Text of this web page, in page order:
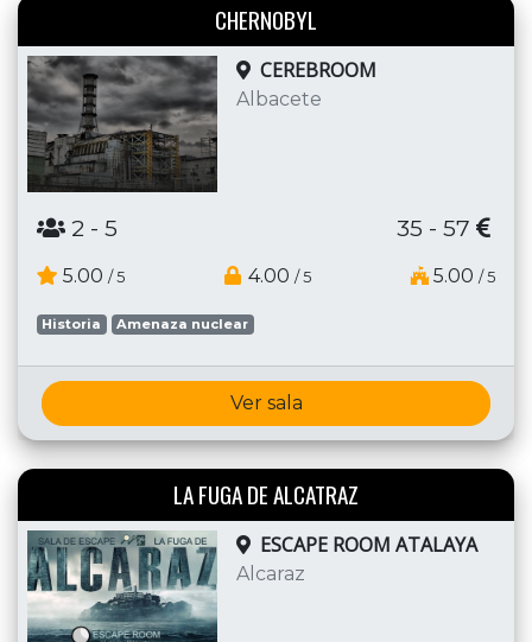
CHERNOBYL
CEREBROOM
Albacete
2 - 5 35 - 57
5.00 / 5 4.00 / 5 5.00 / 5
Historia Amenaza nuclear
Ver sala
LA FUGA DE ALCATRAZ
ESCAPE ROOM ATALAYA
Alcaraz